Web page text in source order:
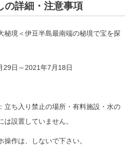
の詳細・注意事項
秘境＜伊豆半島最南端の秘境で宝を探
29日～2021年7月18日
立ち入り禁止の場所・有料施設・水の
設置していません。
作は、しないで下さい。